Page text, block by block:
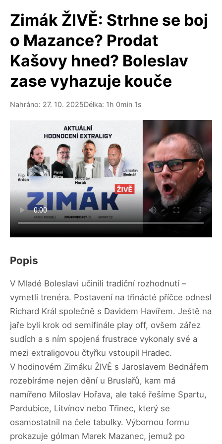
Zimák ŽIVĚ: Strhne se boj
o Mazance? Prodat
Kašovy hned? Boleslav
zase vyhazuje kouče
Nahráno: 27. 10. 2025Délka: 1h 0min 1s
Popis
V Mladé Boleslavi učinili tradiční rozhodnutí –
vymetli trenéra. Postavení na třinácté příčce odnesl
Richard Král společně s Davidem Havířem. Ještě na
jaře byli krok od semifinále play off, ovšem zářez
sudích a s ním spojená frustrace vykonaly své a
mezi extraligovou čtyřku vstoupil Hradec.
V hodinovém Zimáku ŽIVĚ s Jaroslavem Bednářem
rozebíráme nejen dění u Bruslařů, kam má
namířeno Miloslav Hořava, ale také řešíme Spartu,
Pardubice, Litvínov nebo Třinec, který se
osamostatnil na čele tabulky. Výbornou formu
prokazuje gólman Marek Mazanec, jemuž po